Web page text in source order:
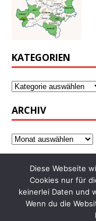
KATEGORIEN
ARCHIV
Diese Webseite
Cookies nur für
keinerlei Daten und
Wenn du die